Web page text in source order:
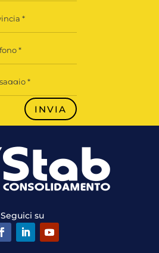
INVIA
Seguici su